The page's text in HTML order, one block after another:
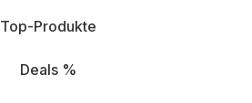
Top-Produkte
Deals %